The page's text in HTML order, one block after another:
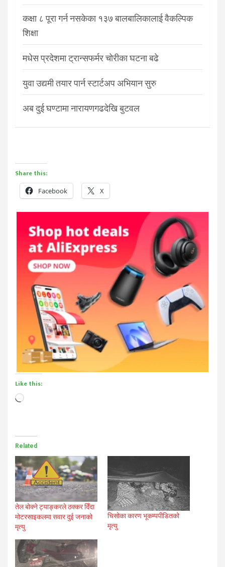
कक्षा ८ पूरा गर्न नसकेका १३७ बालबालिकालाई वैकल्पिक
शिक्षा
मधेस प्रदेशमा ट्रान्सफर्मर चोरीका घटना बढे
युवा उद्यमी तयार पार्न स्टार्टअप अभियान सुरु
अब दुई घण्टामा नारायणगढदेखि बुटवल
Share this:
Facebook X
Like this:
Loading…
Related
तेल बोक्ने ट्याङ्करले ठक्कर दिँदा
मोटरसाइकलमा सवार दुई जनाको
मृत्यु
चिसोका कारण भूकम्पपीडितको
मृत्यु